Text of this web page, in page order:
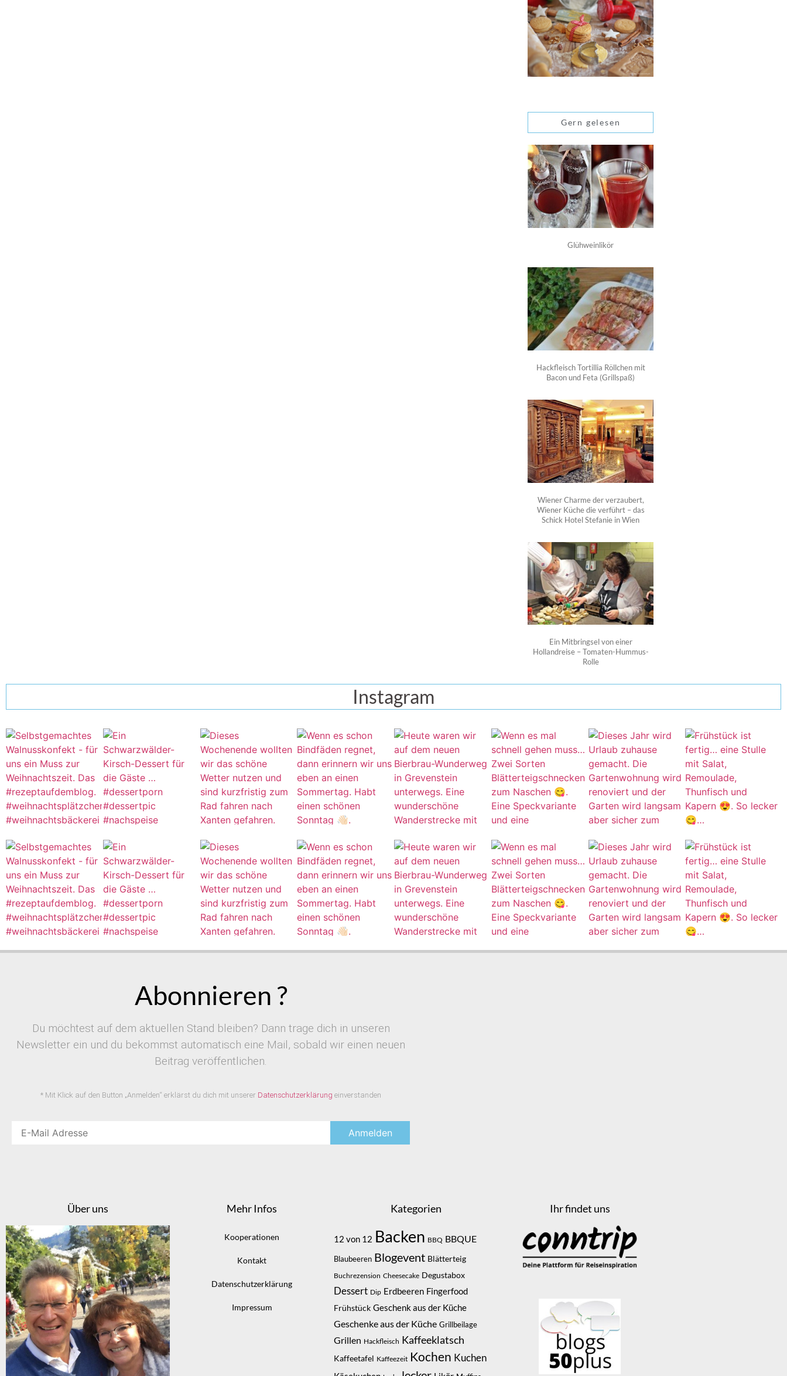
Gern gelesen
Glühweinlikör
Hackfleisch Tortillia Röllchen mit
Bacon und Feta (Grillspaß)
Wiener Charme der verzaubert,
Wiener Küche die verführt – das
Schick Hotel Stefanie in Wien
Ein Mitbringsel von einer
Hollandreise – Tomaten-Hummus-
Rolle
Instagram
Abonnieren ?
Du möchtest auf dem aktuellen Stand bleiben? Dann trage dich in unseren
Newsletter ein und du bekommst automatisch eine Mail, sobald wir einen neuen
Beitrag veröffentlichen.
* Mit Klick auf den Button „Anmelden“ erklärst du dich mit unserer Datenschutzerklärung einverstanden
Über uns Mehr Infos
Kooperationen
Kontakt
Datenschutzerklärung
Impressum
Kategorien
12 von 12 Backen BBQ BBQUE
Blaubeeren Blogevent Blätterteig
Buchrezension Cheesecake Degustabox
Dessert Dip Erdbeeren Fingerfood
Frühstück Geschenk aus der Küche
Geschenke aus der Küche Grillbeilage
Grillen Hackfleisch Kaffeeklatsch
Kaffeetafel Kaffeezeit Kochen Kuchen
Ihr findet uns